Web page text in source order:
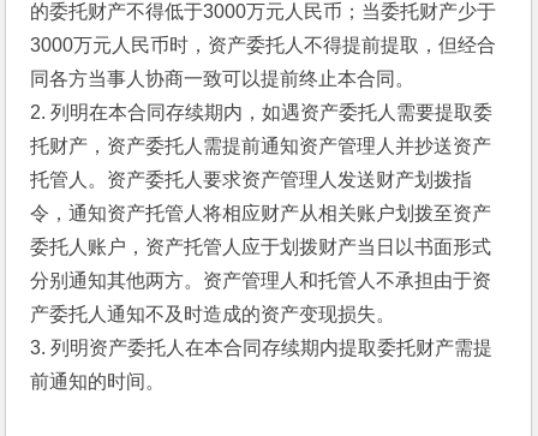
的委托财产不得低于3000万元人民币；当委托财产少于
3000万元人民币时，资产委托人不得提前提取，但经合
同各方当事人协商一致可以提前终止本合同。
2. 列明在本合同存续期内，如遇资产委托人需要提取委
托财产，资产委托人需提前通知资产管理人并抄送资产
托管人。资产委托人要求资产管理人发送财产划拨指
令，通知资产托管人将相应财产从相关账户划拨至资产
委托人账户，资产托管人应于划拨财产当日以书面形式
分别通知其他两方。资产管理人和托管人不承担由于资
产委托人通知不及时造成的资产变现损失。
3. 列明资产委托人在本合同存续期内提取委托财产需提
前通知的时间。